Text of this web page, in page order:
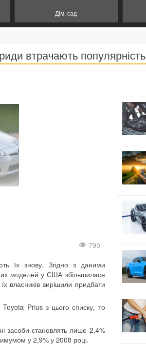
Дім, сад
втрачають популярність
790
їх знову. Згідно з даними
моделей у США збільшилася
власників вирішили придбати
Prius з цього списку, то
засоби становлять лише 2,4%
у 2,9% у 2008 році.